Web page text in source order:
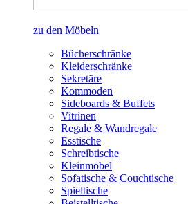
zu den Möbeln
Bücherschränke
Kleiderschränke
Sekretäre
Kommoden
Sideboards & Buffets
Vitrinen
Regale & Wandregale
Esstische
Schreibtische
Kleinmöbel
Sofatische & Couchtische
Spieltische